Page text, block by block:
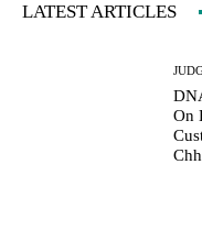
LATEST ARTICLES
On